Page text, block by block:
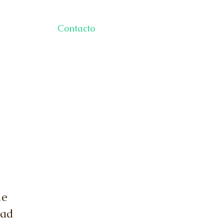
Contacto